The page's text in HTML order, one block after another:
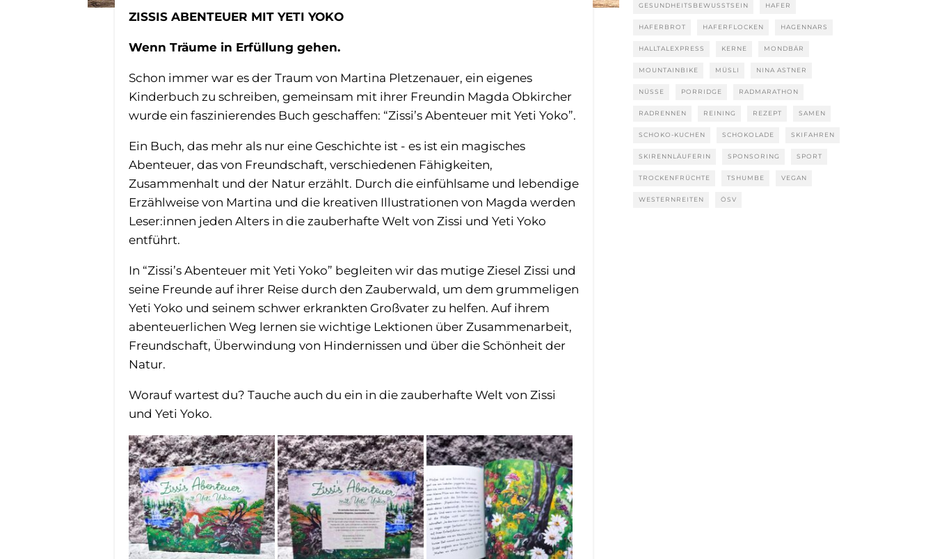
ZISSIS ABENTEUER MIT YETI YOKO
Wenn Träume in Erfüllung gehen.
Schon immer war es der Traum von Martina Pletzenauer, ein eigenes
Kinderbuch zu schreiben, gemeinsam mit ihrer Freundin Magda Obkircher
wurde ein faszinierendes Buch geschaffen: “Zissi’s Abenteuer mit Yeti Yoko”.
Ein Buch, das mehr als nur eine Geschichte ist - es ist ein magisches
Abenteuer, das von Freundschaft, verschiedenen Fähigkeiten,
Zusammenhalt und der Natur erzählt. Durch die einfühlsame und lebendige
Erzählweise von Martina und die kreativen Illustrationen von Magda werden
Leser:innen jeden Alters in die zauberhafte Welt von Zissi und Yeti Yoko
entführt.
In “Zissi’s Abenteuer mit Yeti Yoko” begleiten wir das mutige Ziesel Zissi und
seine Freunde auf ihrer Reise durch den Zauberwald, um dem grummeligen
Yeti Yoko und seinem schwer erkrankten Großvater zu helfen. Auf ihrem
abenteuerlichen Weg lernen sie wichtige Lektionen über Zusammenarbeit,
Freundschaft, Überwindung von Hindernissen und über die Schönheit der
Natur.
Worauf wartest du? Tauche auch du ein in die zauberhafte Welt von Zissi
und Yeti Yoko.
GESUNDHEITSBEWUSSTSEIN HAFER
HAFERBROT HAFERFLOCKEN HAGENNARS
HALLTALEXPRESS KERNE MONDBÄR
MOUNTAINBIKE MÜSLI NINA ASTNER
NÜSSE PORRIDGE RADMARATHON
RADRENNEN REINING REZEPT SAMEN
SCHOKO-KUCHEN SCHOKOLADE SKIFAHREN
SKIRENNLÄUFERIN SPONSORING SPORT
TROCKENFRÜCHTE TSHUMBE VEGAN
WESTERNREITEN ÖSV